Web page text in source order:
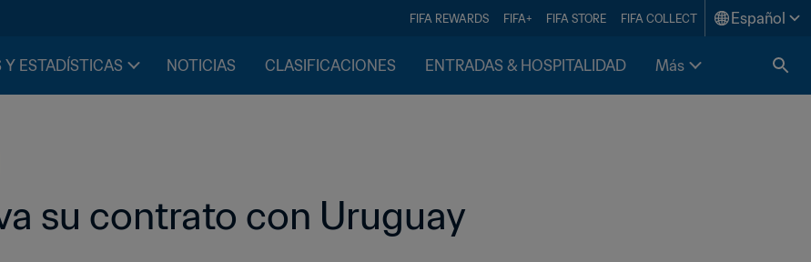
FIFA REWARDS FIFA+ FIFA STORE FIFA COLLECT Español
Y ESTADÍSTICAS NOTICIAS CLASIFICACIONES ENTRADAS & HOSPITALIDAD Más
su contrato con Uruguay